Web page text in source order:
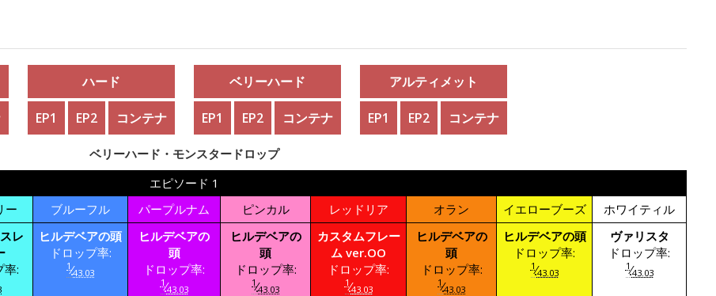
ハード
EP1 EP2 コンテナ
ベリーハード
EP1 EP2 コンテナ
アルティメット
EP1 EP2 コンテナ
ベリーハード・モンスタードロップ
エピソード 1
ー ブルーフル パープルナム ピンカル レッドリア オラン イエローブーズ ホワイティル
レ
率:
ヒルデベアの頭
ドロップ率:
1⁄43.03
ヒルデベアの
頭
ドロップ率:
1⁄43.03
ヒルデベアの
頭
ドロップ率:
1⁄43.03
カスタムフレー
ム ver.OO
ドロップ率:
1⁄43.03
ヒルデベアの
頭
ドロップ率:
1⁄43.03
ヒルデベアの頭
ドロップ率:
1⁄43.03
ヴァリスタ
ドロップ率:
1⁄43.03